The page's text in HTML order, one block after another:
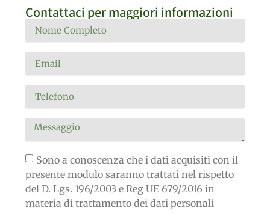
Contattaci per maggiori informazioni
Sono a conoscenza che i dati acquisiti con il
presente modulo saranno trattati nel rispetto
del D. Lgs. 196/2003 e Reg UE 679/2016 in
materia di trattamento dei dati personali